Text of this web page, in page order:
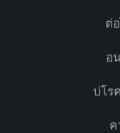
ต่
อ
บ่โรค
ค